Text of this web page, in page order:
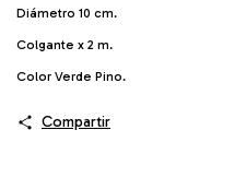
Diámetro 10 cm.
Colgante x 2 m.
Color Verde Pino.
Compartir